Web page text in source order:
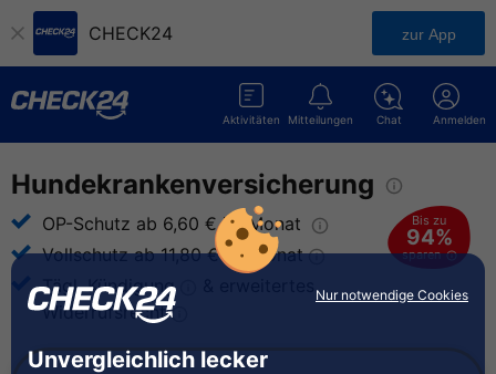
Nur notwendige Cookies
Unvergleichlich lecker
CHECK24 zur App
Anmelden
Chat
Mitteilungen
Aktivitäten
Bis zu
94%
sparen
Hundekrankenversicherung
OP-Schutz ab 6,60 € im Monat
Vollschutz ab 11,80 € im
Monat
Tägl.Kündigung
Widerrufsrecht